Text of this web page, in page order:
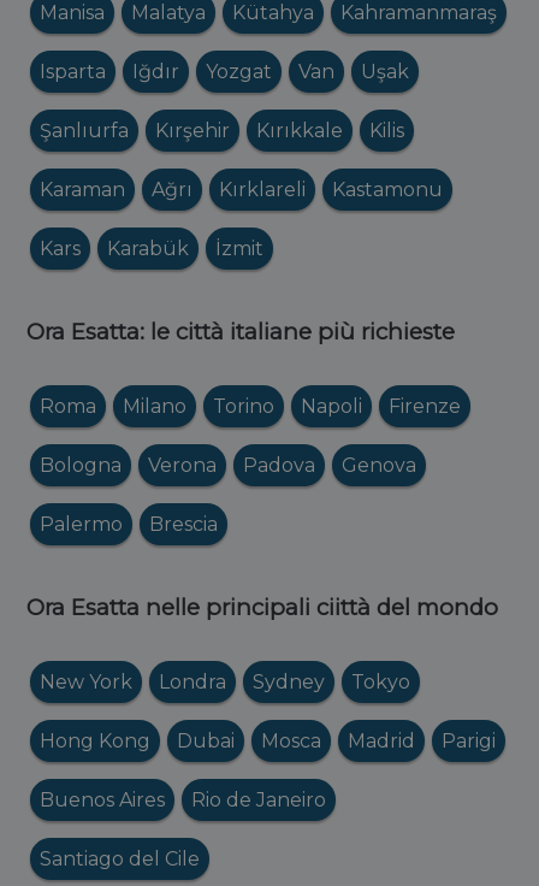
Manisa Malatya Kütahya Kahramanmaraş
Isparta Iğdır Yozgat Van Uşak
Şanlıurfa Kırşehir Kırıkkale Kilis
Karaman Ağrı Kırklareli Kastamonu
Kars Karabük İzmit
Ora Esatta: le città italiane più richieste
Roma Milano Torino Napoli Firenze
Bologna Verona Padova Genova
Palermo Brescia
Ora Esatta nelle principali ciittà del mondo
New York Londra Sydney Tokyo
Hong Kong Dubai Mosca Madrid Parigi
Buenos Aires Rio de Janeiro
Santiago del Cile